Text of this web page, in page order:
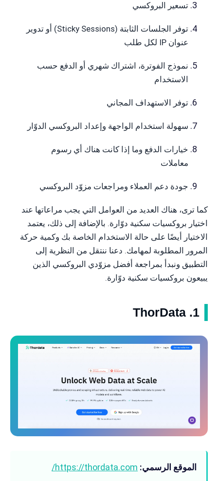
تسعير البروكسي
توفر الجلسات الثابتة (Sticky Sessions) أو تدوير
عنوان IP لكل طلب
نموذج الفوترة، اشتراك شهري أو الدفع حسب
الاستخدام
توفر الاستهداف المجاني
سهولة استخدام الواجهة وإعداد البروكسي الدوّار
خيارات الدفع وما إذا كانت هناك أي رسوم
معاملات
جودة دعم العملاء ومراجعات مزوّد البروكسي
كما ترى، هناك العديد من العوامل التي يجب مراعاتها عند
اختيار بروكسيات سكنية دوّارة. بالإضافة إلى ذلك، يعتمد
الاختيار أيضًا على حالة الاستخدام الخاصة بك وكمية حركة
المرور المطلوبة لمهامك. دعنا ننتقل من النظرية إلى
التطبيق ونبدأ بمراجعة أفضل مزوّدي البروكسي الذين
يبيعون بروكسيات سكنية دوّارة.
1. ThorData
الموقع الرسمي: https://thordata.com/